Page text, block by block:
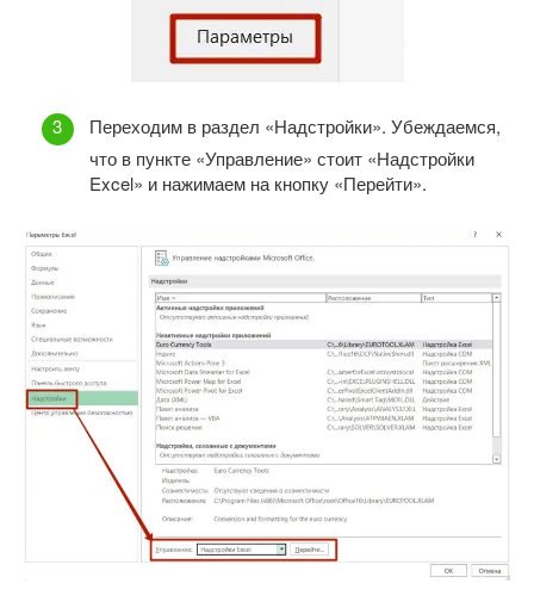
Переходим в раздел «Надстройки». Убеждаемся,
что в пункте «Управление» стоит «Надстройки
Excel» и нажимаем на кнопку «Перейти».